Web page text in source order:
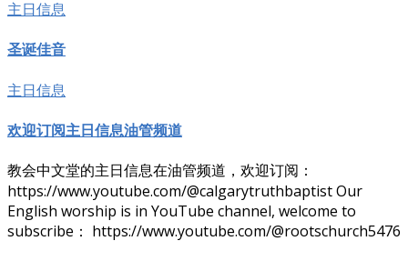
主日信息
圣诞佳音
主日信息
欢迎订阅主日信息油管频道
教会中文堂的主日信息在油管频道，欢迎订阅：
https://www.youtube.com/@calgarytruthbaptist Our
English worship is in YouTube channel, welcome to
subscribe： https://www.youtube.com/@rootschurch5476